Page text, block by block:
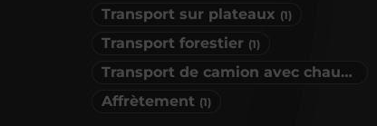
Transport sur plateaux (1)
Transport forestier (1)
Transport de camion avec chauffeur
Affrètement (1)